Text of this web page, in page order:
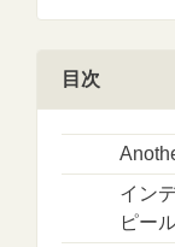
目次
イン
ピー